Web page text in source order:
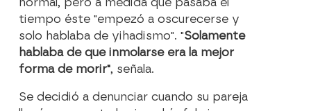
normal, pero a medida que pasaba el
tiempo éste "empezó a oscurecerse y
solo hablaba de yihadismo". "Solamente
hablaba de que inmolarse era la mejor
forma de morir", señala.
Se decidió a denunciar cuando su pareja